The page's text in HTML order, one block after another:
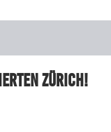
Zürich!